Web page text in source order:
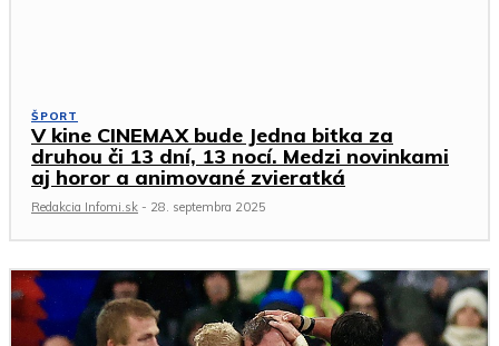
ŠPORT
V kine CINEMAX bude Jedna bitka za
druhou či 13 dní, 13 nocí. Medzi novinkami
aj horor a animované zvieratká
Redakcia Infomi.sk - 28. septembra 2025